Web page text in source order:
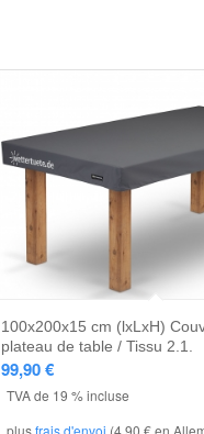
100x200x15 cm (lxLxH)
plateau de table / Tissu 2.1.
99,90€
TVA de 19 % incluse